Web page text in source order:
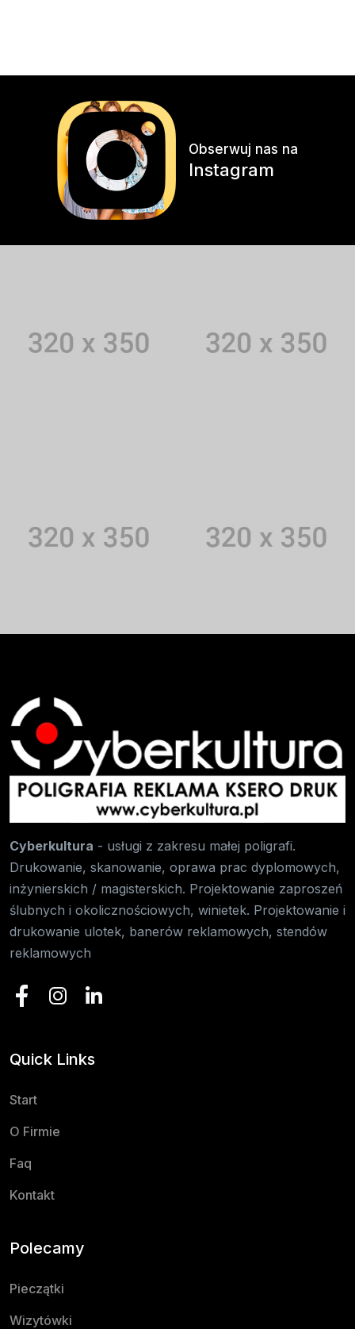
Obserwuj nas na
Instagram
Cyberkultura - usługi z zakresu małej poligrafi.
Drukowanie, skanowanie, oprawa prac dyplomowych,
inżynierskich / magisterskich. Projektowanie zaproszeń
ślubnych i okolicznościowych, winietek. Projektowanie i
drukowanie ulotek, banerów reklamowych, stendów
reklamowych
Quick Links
Start
O Firmie
Faq
Kontakt
Polecamy
Pieczątki
Wizytówki